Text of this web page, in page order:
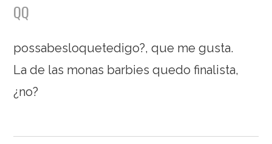
QQ
possabesloquetedigo?, que me gusta.
La de las monas barbies quedo finalista,
¿no?